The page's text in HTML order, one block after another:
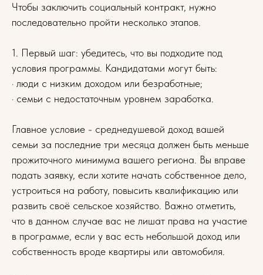
Чтобы заключить социальный контракт, нужно
последовательно пройти несколько этапов.
1. Первый шаг: убедитесь, что вы подходите под
условия программы. Кандидатами могут быть:
· люди с низким доходом или безработные;
· семьи с недостаточным уровнем заработка.
Главное условие - среднедушевой доход вашей
семьи за последние три месяца должен быть меньше
прожиточного минимума вашего региона. Вы вправе
подать заявку, если хотите начать собственное дело,
устроиться на работу, повысить квалификацию или
развить своё сельское хозяйство. Важно отметить,
что в данном случае вас не лишат права на участие
в программе, если у вас есть небольшой доход или
собственность вроде квартиры или автомобиля.